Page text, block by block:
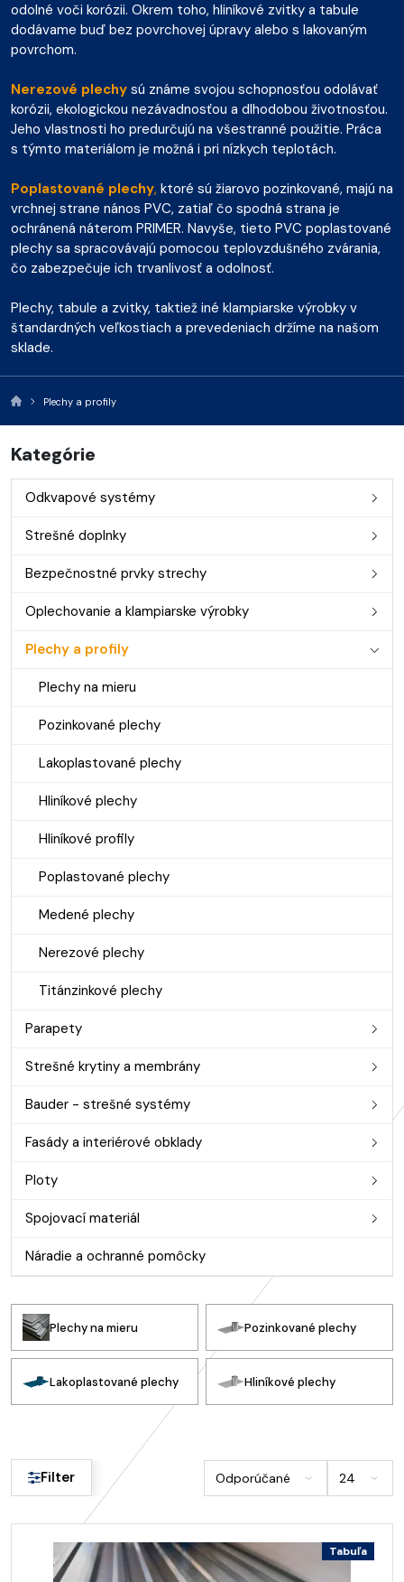
odolné voči korózii. Okrem toho, hliníkové zvitky a tabule
dodávame buď bez povrchovej úpravy alebo s lakovaným
povrchom.
Nerezové plechy sú známe svojou schopnosťou odolávať
korózii, ekologickou nezávadnosťou a dlhodobou životnosťou.
Jeho vlastnosti ho predurčujú na všestranné použitie. Práca
s týmto materiálom je možná i pri nízkych teplotách.
Poplastované plechy, ktoré sú žiarovo pozinkované, majú na
vrchnej strane nános PVC, zatiaľ čo spodná strana je
ochránená náterom PRIMER. Navyše, tieto PVC poplastované
plechy sa spracovávajú pomocou teplovzdušného zvárania,
čo zabezpečuje ich trvanlivosť a odolnosť.
Plechy, tabule a zvitky, taktiež iné klampiarske výrobky v
štandardných veľkostiach a prevedeniach držíme na našom
sklade.
Plechy a profily
Kategórie
Odkvapové systémy
Strešné doplnky
Bezpečnostné prvky strechy
Oplechovanie a klampiarske výrobky
Plechy a profily
Plechy na mieru
Pozinkované plechy
Lakoplastované plechy
Hliníkové plechy
Hliníkové profily
Poplastované plechy
Medené plechy
Nerezové plechy
Titánzinkové plechy
Parapety
Strešné krytiny a membrány
Bauder - strešné systémy
Fasády a interiérové obklady
Ploty
Spojovací materiál
Náradie a ochranné pomôcky
Plechy na mieru Pozinkované plechy
Lakoplastované plechy Hliníkové plechy
Filter
Tabuľa